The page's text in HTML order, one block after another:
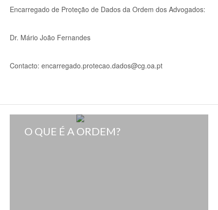
Encarregado de Proteção de Dados da Ordem dos Advogados:
Dr. Mário João Fernandes
Contacto: encarregado.protecao.dados@cg.oa.pt
O QUE É A ORDEM?